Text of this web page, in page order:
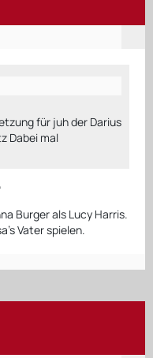
für juh der Darius
Dabei mal
Burger als Lucy Harris.
Vater spielen.